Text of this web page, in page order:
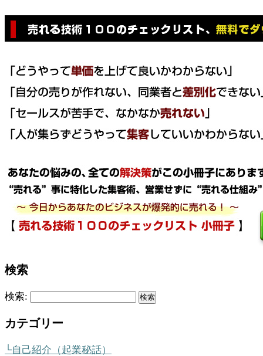
検索
検索:
カテゴリー
└自己紹介（起業秘話）